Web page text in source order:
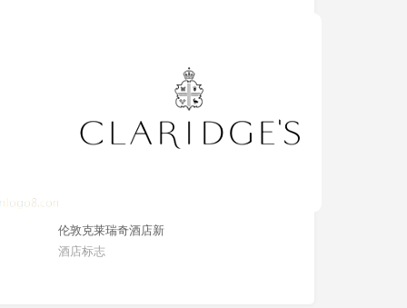
伦敦克莱瑞奇酒店新
酒店标志